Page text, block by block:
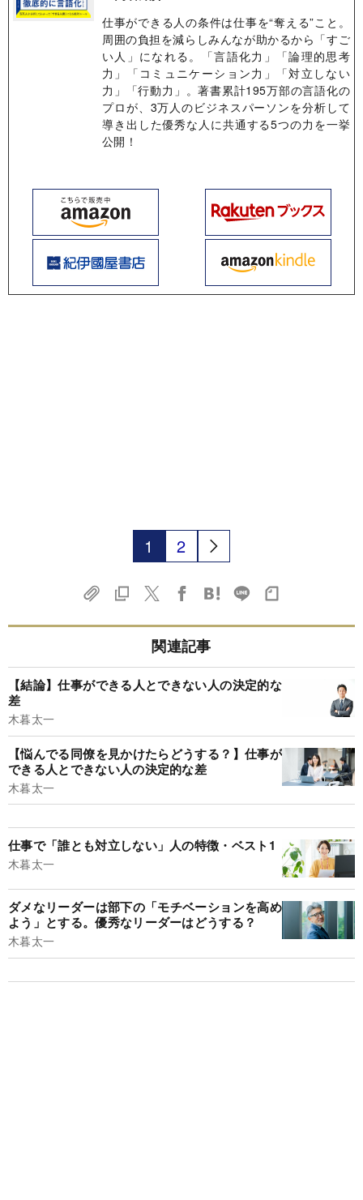
仕事ができる人の条件は仕事を“奪える”こと。
周囲の負担を減らしみんなが助かるから「すご
い人」になれる。「言語化力」「論理的思考
力」「コミュニケーション力」「対立しない
力」「行動力」。著書累計195万部の言語化の
プロが、3万人のビジネスパーソンを分析して
導き出した優秀な人に共通する5つの力を一挙
公開！
1 2
関連記事
【結論】仕事ができる人とできない人の決定的な
差
木暮太一
【悩んでる同僚を見かけたらどうする？】仕事が
できる人とできない人の決定的な差
木暮太一
仕事で「誰とも対立しない」人の特徴・ベスト1
木暮太一
ダメなリーダーは部下の「モチベーションを高め
よう」とする。優秀なリーダーはどうする？
木暮太一